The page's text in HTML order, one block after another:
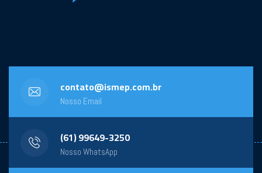
contato@ismep.com.br
Nosso Email
(61) 99649-3250
Nosso WhatsApp